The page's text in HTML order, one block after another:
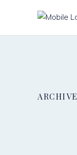
ARCHIVE